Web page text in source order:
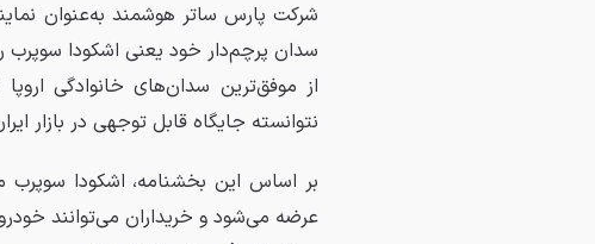
شرکت پارس ساتر هوشمند به‌عنوان
سدان پرچم‌دار خود یعنی اشکودا سوپرب
از موفق‌ترین سدان‌های خانوادگی
نتوانسته جایگاه قابل توجهی در بازار
بر اساس این بخشنامه، اشکودا سوپرب مدل
عرضه می‌شود و خریداران می‌توانند